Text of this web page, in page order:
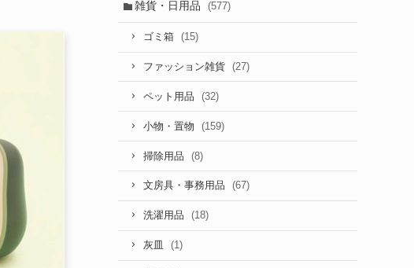
雑貨・日用品 (577)
ゴミ箱 (15)
ファッション雑貨 (27)
ペット用品 (32)
小物・置物 (159)
掃除用品 (8)
文房具・事務用品 (67)
洗濯用品 (18)
灰皿 (1)